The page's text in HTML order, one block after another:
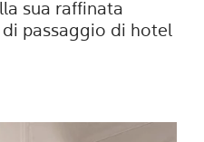
sua raffinata
passaggio di hotel